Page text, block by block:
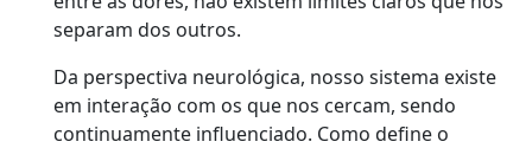
separam dos outros.
Da perspectiva neurológica, nosso sistema existe
em interação com os que nos cercam, sendo
continuamente influenciado. Como define o